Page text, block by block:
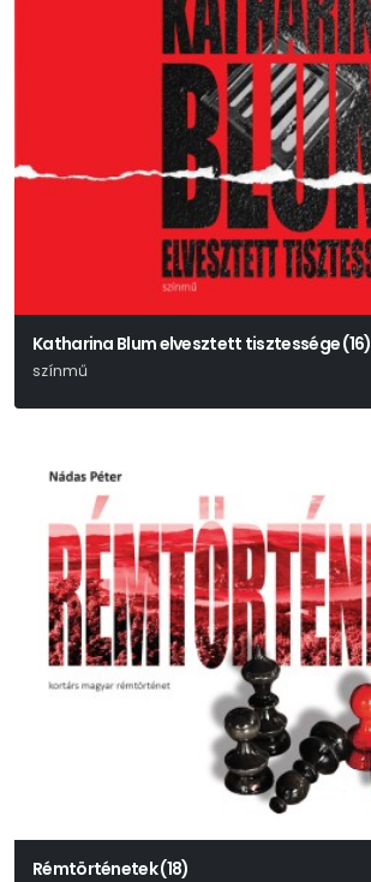
Katharina Blum elvesztett tisztessége (16)
színmű
Rémtörténetek (18)